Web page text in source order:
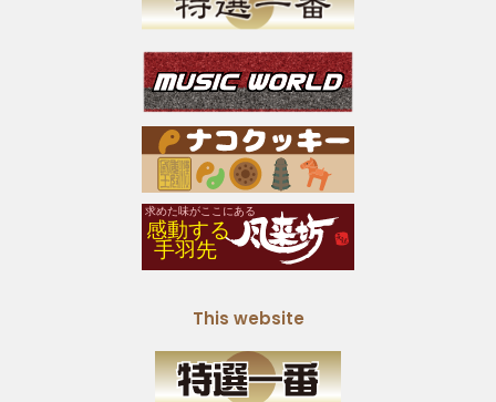
This website